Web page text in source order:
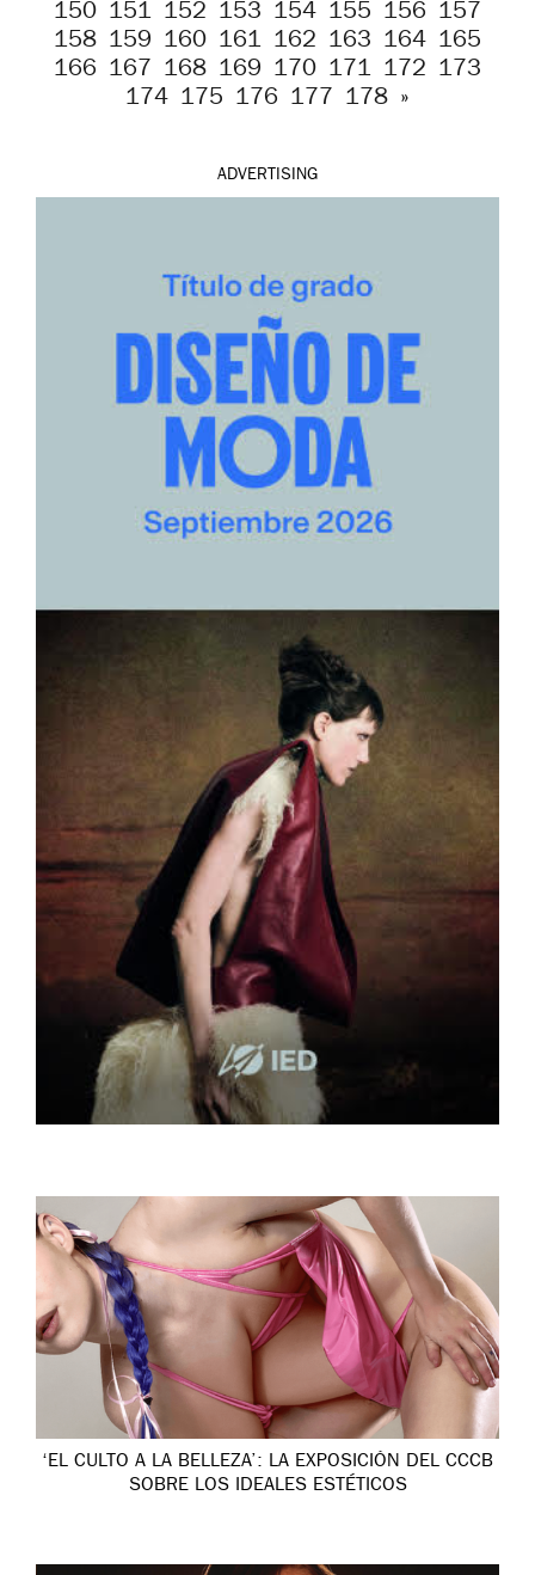
150 151 152 153 154 155 156 157
158 159 160 161 162 163 164 165
166 167 168 169 170 171 172 173
174 175 176 177 178 »
ADVERTISING
‘EL CULTO A LA BELLEZA’: LA EXPOSICIÓN DEL CCCB
SOBRE LOS IDEALES ESTÉTICOS